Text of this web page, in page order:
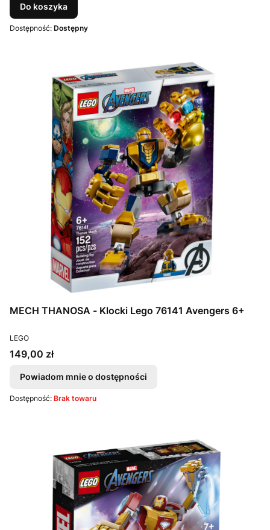
Do koszyka
Dostępność: Dostępny
MECH THANOSA - Klocki Lego 76141 Avengers 6+
PRODUCENT
LEGO
Cena
149,00 zł
Powiadom mnie o dostępności
Dostępność: Brak towaru